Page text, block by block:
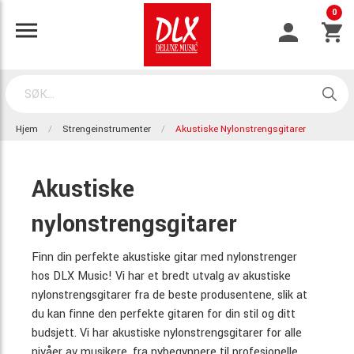
0
Hjem Strengeinstrumenter Akustiske Nylonstrengsgitarer
Akustiske
nylonstrengsgitarer
Finn din perfekte akustiske gitar med nylonstrenger
hos DLX Music! Vi har et bredt utvalg av akustiske
nylonstrengsgitarer fra de beste produsentene, slik at
du kan finne den perfekte gitaren for din stil og ditt
budsjett. Vi har akustiske nylonstrengsgitarer for alle